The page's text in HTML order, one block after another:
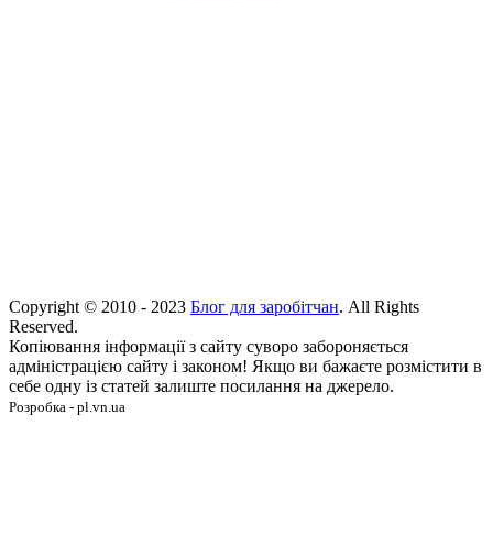
Copyright © 2010 - 2023 Блог для заробітчан. All Rights
Reserved.
Копіювання інформації з сайту суворо забороняється
адміністрацією сайту і законом! Якщо ви бажаєте розмістити в
себе одну із статей залиште посилання на джерело.
Розробка - pl.vn.ua